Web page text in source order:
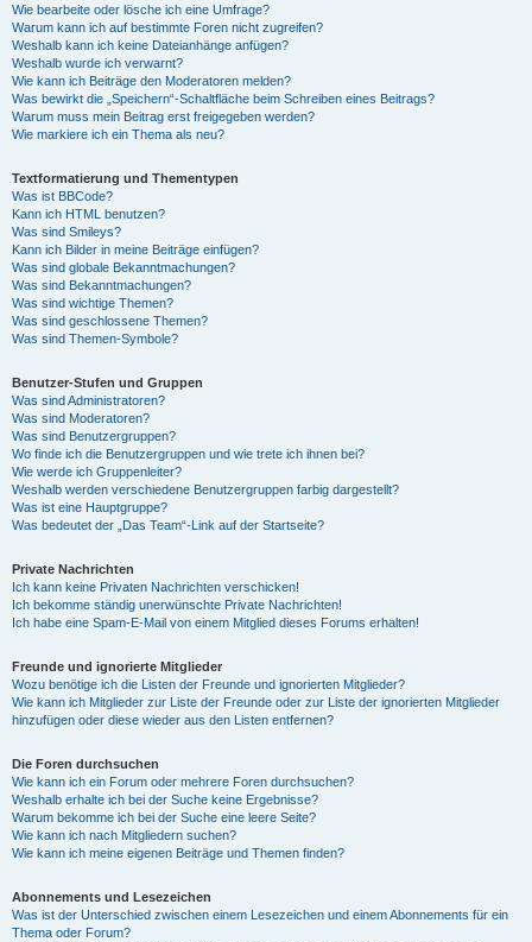
Wie bearbeite oder lösche ich eine Umfrage?
Warum kann ich auf bestimmte Foren nicht zugreifen?
Weshalb kann ich keine Dateianhänge anfügen?
Weshalb wurde ich verwarnt?
Wie kann ich Beiträge den Moderatoren melden?
Was bewirkt die „Speichern“-Schaltfläche beim Schreiben eines Beitrags?
Warum muss mein Beitrag erst freigegeben werden?
Wie markiere ich ein Thema als neu?
Textformatierung und Thementypen
Was ist BBCode?
Kann ich HTML benutzen?
Was sind Smileys?
Kann ich Bilder in meine Beiträge einfügen?
Was sind globale Bekanntmachungen?
Was sind Bekanntmachungen?
Was sind wichtige Themen?
Was sind geschlossene Themen?
Was sind Themen-Symbole?
Benutzer-Stufen und Gruppen
Was sind Administratoren?
Was sind Moderatoren?
Was sind Benutzergruppen?
Wo finde ich die Benutzergruppen und wie trete ich ihnen bei?
Wie werde ich Gruppenleiter?
Weshalb werden verschiedene Benutzergruppen farbig dargestellt?
Was ist eine Hauptgruppe?
Was bedeutet der „Das Team“-Link auf der Startseite?
Private Nachrichten
Ich kann keine Privaten Nachrichten verschicken!
Ich bekomme ständig unerwünschte Private Nachrichten!
Ich habe eine Spam-E-Mail von einem Mitglied dieses Forums erhalten!
Freunde und ignorierte Mitglieder
Wozu benötige ich die Listen der Freunde und ignorierten Mitglieder?
Wie kann ich Mitglieder zur Liste der Freunde oder zur Liste der ignorierten Mitglieder
hinzufügen oder diese wieder aus den Listen entfernen?
Die Foren durchsuchen
Wie kann ich ein Forum oder mehrere Foren durchsuchen?
Weshalb erhalte ich bei der Suche keine Ergebnisse?
Warum bekomme ich bei der Suche eine leere Seite?
Wie kann ich nach Mitgliedern suchen?
Wie kann ich meine eigenen Beiträge und Themen finden?
Abonnements und Lesezeichen
Was ist der Unterschied zwischen einem Lesezeichen und einem Abonnements für ein
Thema oder Forum?